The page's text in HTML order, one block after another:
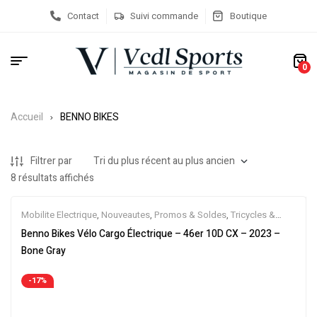
Contact Suivi commande Boutique
0
Accueil BENNO BIKES
Filtrer par
8 résultats affichés
Mobilite Electrique, Nouveautes, Promos & Soldes, Tricycles &
Cargos ,Vélo électrique ville,Velos Electriques
Benno Bikes Vélo Cargo Électrique – 46er 10D CX – 2023 –
Bone Gray
-17%